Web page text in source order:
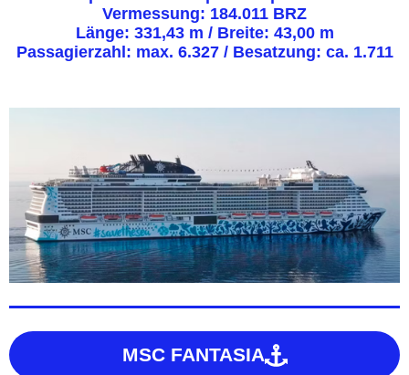
Vermessung: 184.011 BRZ
Länge: 331,43 m / Breite: 43,00 m
Passagierzahl: max. 6.327 / Besatzung: ca. 1.711
MSC FANTASIA